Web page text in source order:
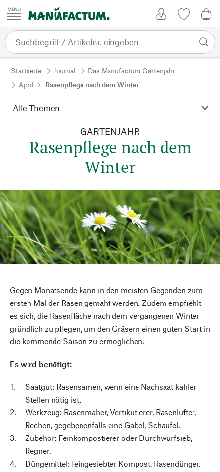
Zum Inhalt springen
Startseite Journal
Das Manufactum Gartenjahr
April
Rasenpflege nach dem Winter
GARTENJAHR
Rasenpflege nach dem
Winter
Gegen Monatsende kann in den meisten Gegenden zum
ersten Mal der Rasen gemäht werden. Zudem empfiehlt
es sich, die Rasenfläche nach dem vergangenen Winter
gründlich zu pflegen, um den Gräsern einen guten Start in
die kommende Saison zu ermöglichen.
Es wird benötigt:
Saatgut: Rasensamen, wenn eine Nachsaat kahler
Stellen nötig ist.
Werkzeug: Rasenmäher, Vertikutierer, Rasenlüfter,
Rechen, gegebenenfalls eine Gabel, Schaufel.
Zubehör: Feinkompostierer oder Durchwurfsieb,
Regner.
Düngemittel: feingesiebter Kompost, Rasendünger.